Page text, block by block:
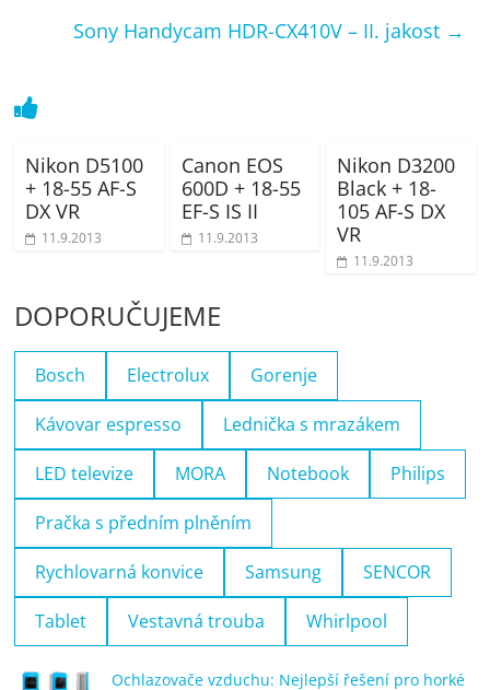
Sony Handycam HDR-CX410V – II. jakost →
Nikon D5100
+ 18-55 AF-S
DX VR
11.9.2013
Canon EOS
600D + 18-55
EF-S IS II
11.9.2013
Nikon D3200
Black + 18-
105 AF-S DX
VR
11.9.2013
DOPORUČUJEME
Bosch Electrolux Gorenje
Kávovar espresso Lednička s mrazákem
LED televize MORA Notebook Philips
Pračka s předním plněním
Rychlovarná konvice Samsung SENCOR
Tablet Vestavná trouba Whirlpool
Ochlazovače vzduchu: Nejlepší řešení pro horké